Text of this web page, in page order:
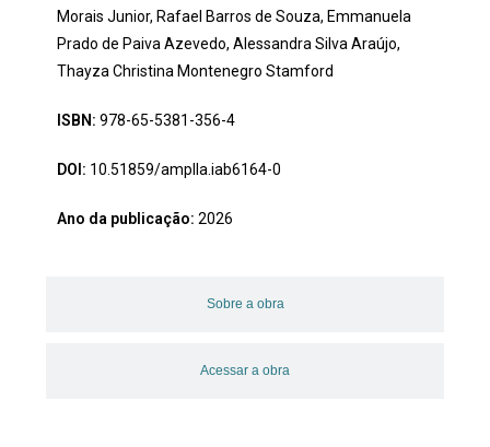
Sobre a obra
Acessar a obra
Morais Junior, Rafael Barros de Souza, Emmanuela
Prado de Paiva Azevedo, Alessandra Silva Araújo,
Thayza Christina Montenegro Stamford
ISBN: 978-65-5381-356-4
DOI: 10.51859/amplla.iab6164-0
Ano da publicação: 2026